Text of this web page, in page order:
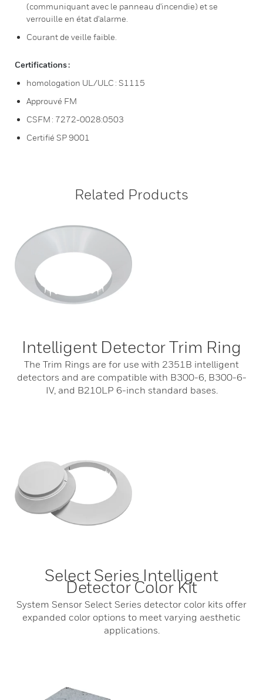
(communiquant avec le panneau d'incendie) et se
verrouille en état d'alarme.
Courant de veille faible.
Certifications :
homologation UL/ULC : S1115
Approuvé FM
CSFM : 7272-0028:0503
Certifié SP 9001
Related Products
Intelligent Detector Trim Ring
The Trim Rings are for use with 2351B intelligent
detectors and are compatible with B300-6, B300-6-
IV, and B210LP 6-inch standard bases.
Select Series Intelligent
Detector Color Kit
System Sensor Select Series detector color kits offer
expanded color options to meet varying aesthetic
applications.